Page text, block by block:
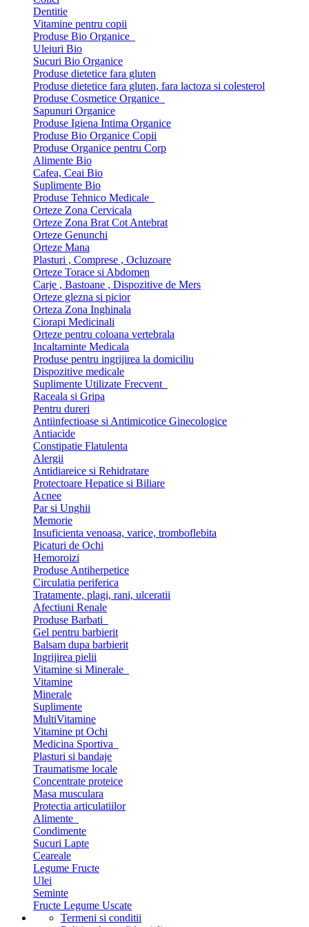
Dentitie
Vitamine pentru copii
Produse Bio Organice
Uleiuri Bio
Sucuri Bio Organice
Produse dietetice fara gluten
Produse dietetice fara gluten, fara lactoza si colesterol
Produse Cosmetice Organice
Sapunuri Organice
Produse Igiena Intima Organice
Produse Bio Organice Copii
Produse Organice pentru Corp
Alimente Bio
Cafea, Ceai Bio
Suplimente Bio
Produse Tehnico Medicale
Orteze Zona Cervicala
Orteze Zona Brat Cot Antebrat
Orteze Genunchi
Orteze Mana
Plasturi , Comprese , Ocluzoare
Orteze Torace si Abdomen
Carje , Bastoane , Dispozitive de Mers
Orteze glezna si picior
Orteza Zona Inghinala
Ciorapi Medicinali
Orteze pentru coloana vertebrala
Incaltaminte Medicala
Produse pentru ingrijirea la domiciliu
Dispozitive medicale
Suplimente Utilizate Frecvent
Raceala si Gripa
Pentru dureri
Antiinfectioase si Antimicotice Ginecologice
Antiacide
Constipatie Flatulenta
Alergii
Antidiareice si Rehidratare
Protectoare Hepatice si Biliare
Acnee
Par si Unghii
Memorie
Insuficienta venoasa, varice, tromboflebita
Picaturi de Ochi
Hemoroizi
Produse Antiherpetice
Circulatia periferica
Tratamente, plagi, rani, ulceratii
Afectiuni Renale
Produse Barbati
Gel pentru barbierit
Balsam dupa barbierit
Ingrijirea pielii
Vitamine si Minerale
Vitamine
Minerale
Suplimente
MultiVitamine
Vitamine pt Ochi
Medicina Sportiva
Plasturi si bandaje
Traumatisme locale
Concentrate proteice
Masa musculara
Protectia articulatiilor
Alimente
Condimente
Sucuri Lapte
Ceareale
Legume Fructe
Ulei
Seminte
Fructe Legume Uscate
Termeni si conditii